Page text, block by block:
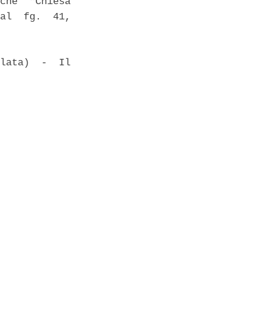
al  fg.  41,
-  Il